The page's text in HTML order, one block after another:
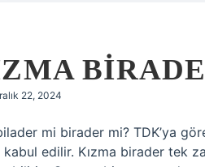
22, 2024
mi birader mi? TDK’ya
kabul edilir. Kızma birader tek